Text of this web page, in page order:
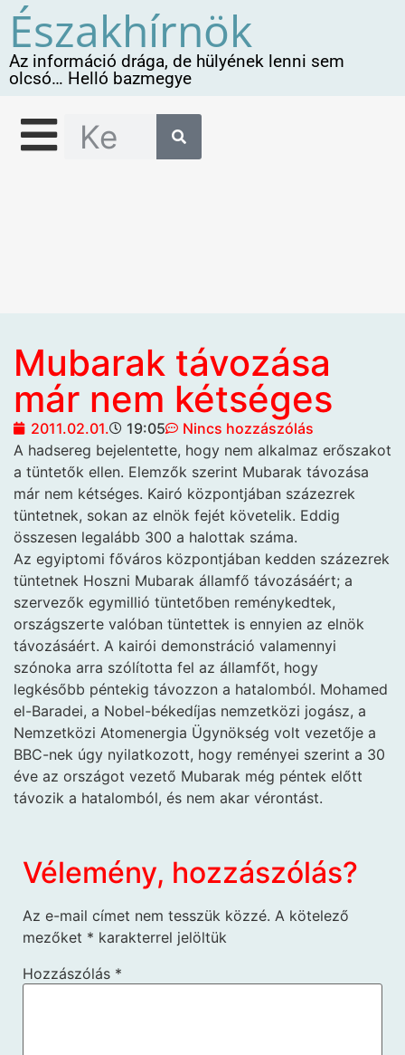
Északhírnök
Az információ drága, de hülyének lenni sem
olcsó… Helló bazmegye
Mubarak távozása
már nem kétséges
2011.02.01. 19:05
Nincs hozzászólás
A hadsereg bejelentette, hogy nem alkalmaz erőszakot
a tüntetők ellen. Elemzők szerint Mubarak távozása
már nem kétséges. Kairó központjában százezrek
tüntetnek, sokan az elnök fejét követelik. Eddig
összesen legalább 300 a halottak száma.
Az egyiptomi főváros központjában kedden százezrek
tüntetnek Hoszni Mubarak államfő távozásáért; a
szervezők egymillió tüntetőben reménykedtek,
országszerte valóban tüntettek is ennyien az elnök
távozásáért. A kairói demonstráció valamennyi
szónoka arra szólította fel az államfőt, hogy
legkésőbb péntekig távozzon a hatalomból. Mohamed
el-Baradei, a Nobel-békedíjas nemzetközi jogász, a
Nemzetközi Atomenergia Ügynökség volt vezetője a
BBC-nek úgy nyilatkozott, hogy reményei szerint a 30
éve az országot vezető Mubarak még péntek előtt
távozik a hatalomból, és nem akar vérontást.
Vélemény, hozzászólás?
Az e-mail címet nem tesszük közzé. A kötelező
mezőket * karakterrel jelöltük
Hozzászólás *